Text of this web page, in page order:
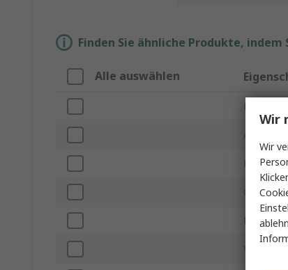
Finden Sie ähnliche Produkte,
Alle auswählen
Marke
Produkt
Grifftype
Kopfform
VDE
Wir
Wir